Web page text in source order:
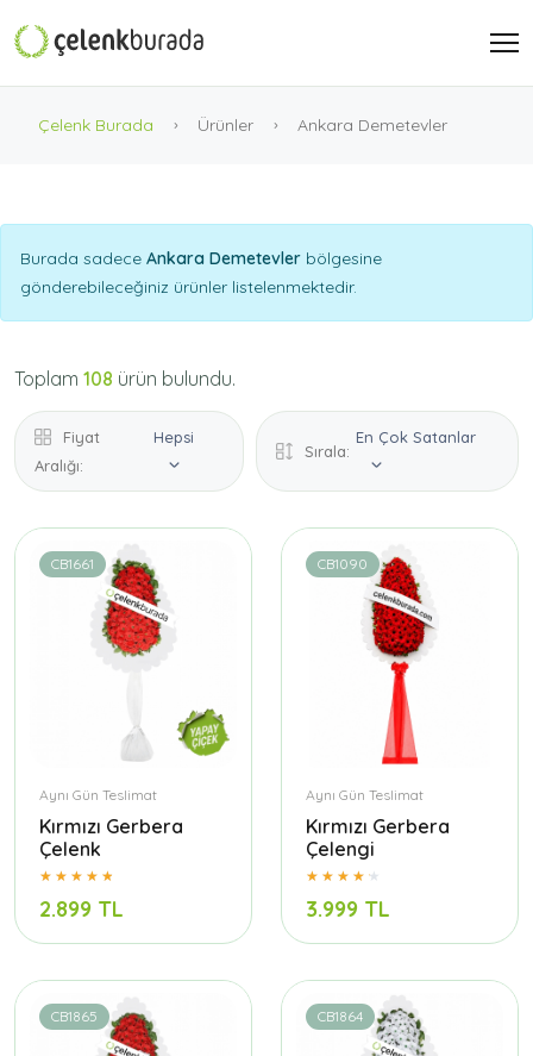
Çelenk Burada Ürünler Ankara Demetevler
Burada sadece Ankara Demetevler bölgesine
gönderebileceğiniz ürünler listelenmektedir.
Toplam 108 ürün bulundu.
Fiyat
Aralığı:
Hepsi
Sırala:
En Çok Satanlar
CB1661
Aynı Gün Teslimat
Kırmızı Gerbera
Çelenk
2.899 TL
CB1090
Aynı Gün Teslimat
Kırmızı Gerbera
Çelengi
3.999 TL
CB1865 CB1864